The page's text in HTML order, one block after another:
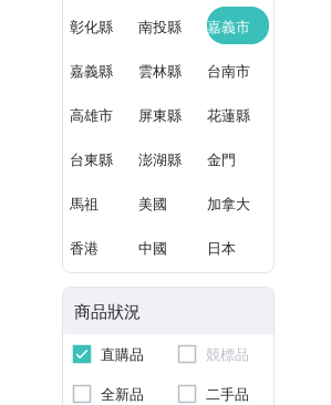
彰化縣 南投縣 嘉義市
嘉義縣 雲林縣 台南市
高雄市 屏東縣 花蓮縣
台東縣 澎湖縣 金門
馬祖 美國 加拿大
香港 中國 日本
商品狀況
直購品
競標品
全新品
二手品